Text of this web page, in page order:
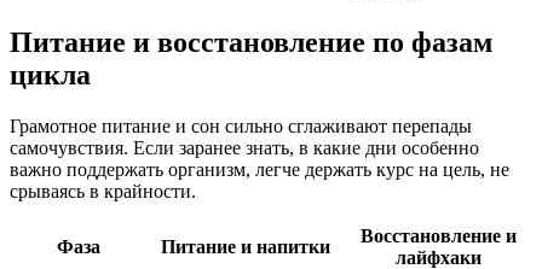
Питание и восстановление по фазам
цикла
Грамотное питание и сон сильно сглаживают перепады
самочувствия. Если заранее знать, в какие дни особенно
важно поддержать организм, легче держать курс на цель, не
срываясь в крайности.
Фаза Питание и напитки
Восстановление и
лайфхаки